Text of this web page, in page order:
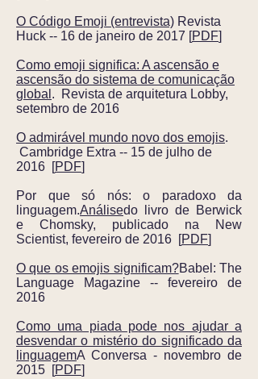
O Código Emoji (entrevista) Revista
Huck -- 16 de janeiro de 2017 [PDF]
Como emoji significa: A ascensão e
ascensão do sistema de comunicação
global . Revista de arquitetura Lobby,
setembro de 2016
O admirável mundo novo dos emojis.
Cambridge Extra -- 15 de julho de
2016 [PDF]
Por que só nós: o paradoxo da
linguagem.Análisedo livro de Berwick
e Chomsky, publicado na New
Scientist, fevereiro de 2016 [PDF]
O que os emojis significam?Babel: The
Language Magazine -- fevereiro de
2016
Como uma piada pode nos ajudar a
desvendar o mistério do significado da
linguagemA Conversa - novembro de
2015 [PDF]